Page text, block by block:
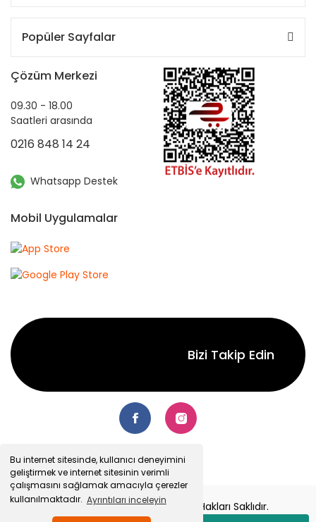
Bu internet sitesinde, kullanıcı deneyimini
geliştirmek ve internet sitesinin verimli
çalışmasını sağlamak amacıyla çerezler
kullanılmaktadır. Ayrıntıları inceleyin
Popüler Sayfalar
Çözüm Merkezi
09.30 - 18.00
Saatleri arasında
0216 848 14 24
Whatsapp Destek
Mobil Uygulamalar
Bizi Takip Edin
© 2022 Senetsepet.com. Tüm Hakları Saklıdır.